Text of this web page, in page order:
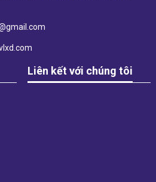
Liên kết với chúng tôi